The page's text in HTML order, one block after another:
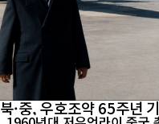
북·중, 우호조약 65주년